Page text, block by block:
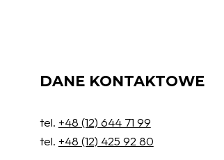
DANE KONTAKTOWE
tel. +48 (12) 644 71 99
tel. +48 (12) 425 92 80